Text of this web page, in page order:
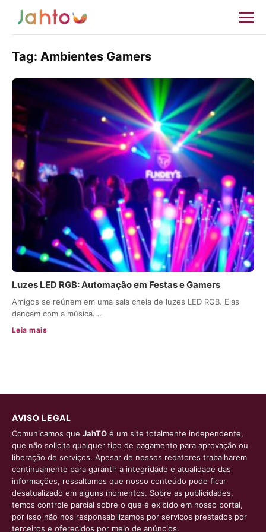
Tag: Ambientes Gamers
Luzes LED RGB: Automação em Festas e Gamers
Amigos se reúnem em uma sala cheia de luzes LED RGB. Elas
dançam com a música.…
Leia mais
AVISO LEGAL
Comunicamos que JahTO é um site totalmente independente,
que não solicita qualquer tipo de pagamento para aprovação ou
liberação de serviços. Apesar de nossos redatores trabalharem
continuamente para garantir a integridade e atualidade das
informações, ressaltamos que nosso conteúdo pode ficar
desatualizado em alguns momentos. Sobre as publicidades,
temos controle parcial sobre o que é exibido em nosso portal,
por isso não nos responsabilizamos por serviços prestados por
terceiros e oferecidos por meio de anúncios.